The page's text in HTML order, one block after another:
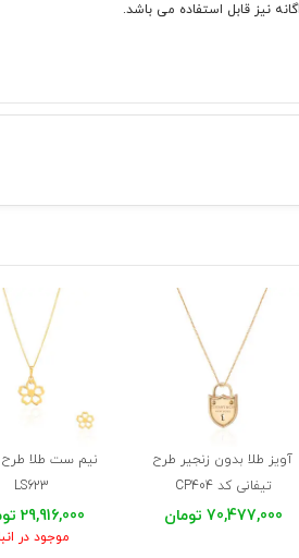
نیز قابل استفاده می باشد.
آویز طلا بدون زنجیر طرح
تیفانی کد CP404
70,477,000 تومان
نیم ست طلا
LS623
29,916,000 تومان
موجود در